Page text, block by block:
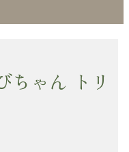
ちゃん トリ